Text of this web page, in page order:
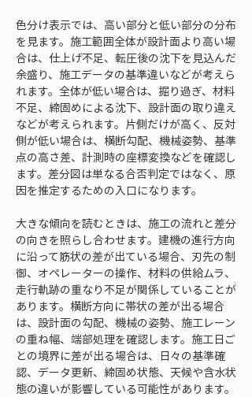
色分け表示では、高い部分と低い部分の分布
を見ます。施工範囲全体が設計面より高い場
合は、仕上げ不足、転圧後の沈下を見込んだ
余盛り、施工データの基準違いなどが考えら
れます。全体が低い場合は、掘り過ぎ、材料
不足、締固めによる沈下、設計面の取り違え
などが考えられます。片側だけが高く、反対
側が低い場合は、横断勾配、機械姿勢、基準
点の高さ差、計測時の座標変換などを確認し
ます。差分図は単なる合否判定ではなく、原
因を推定するための入口になります。
大きな傾向を読むときは、施工の流れと差分
の向きを照らし合わせます。建機の進行方向
に沿って筋状の差が出ている場合、刃先の制
御、オペレーターの操作、材料の供給ムラ、
走行軌跡の重なり不足が関係していることが
あります。横断方向に帯状の差が出る場合
は、設計面の勾配、機械の姿勢、施工レーン
の重ね幅、端部処理を確認します。施工日ご
との境界に差が出る場合は、日々の基準確
認、データ更新、締固め状態、天候や含水状
態の違いが影響している可能性があります。